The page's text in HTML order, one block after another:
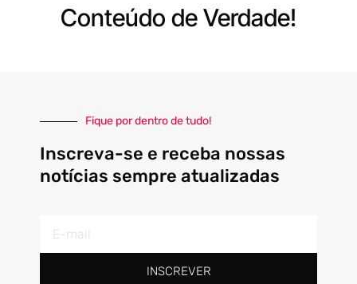
Conteúdo de Verdade!
Fique por dentro de tudo!
Inscreva-se e receba nossas
notícias sempre atualizadas
mail
INSCREVER